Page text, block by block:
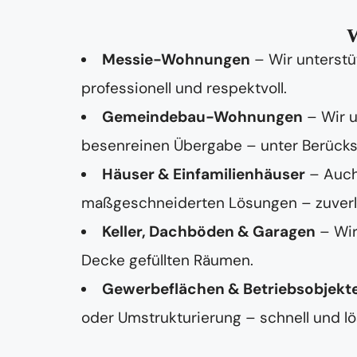
Messie-Wohnungen – Wir
professionell und respektvoll.
Gemeindebau-Wohnungen – Wir
besenreinen Übergabe – unter
Häuser & Einfamilienhäuser –
maßgeschneiderten Lösungen –
Keller, Dachböden & Garagen –
Decke gefüllten Räumen.
Gewerbeflächen &
oder Umstrukturierung – schnell und